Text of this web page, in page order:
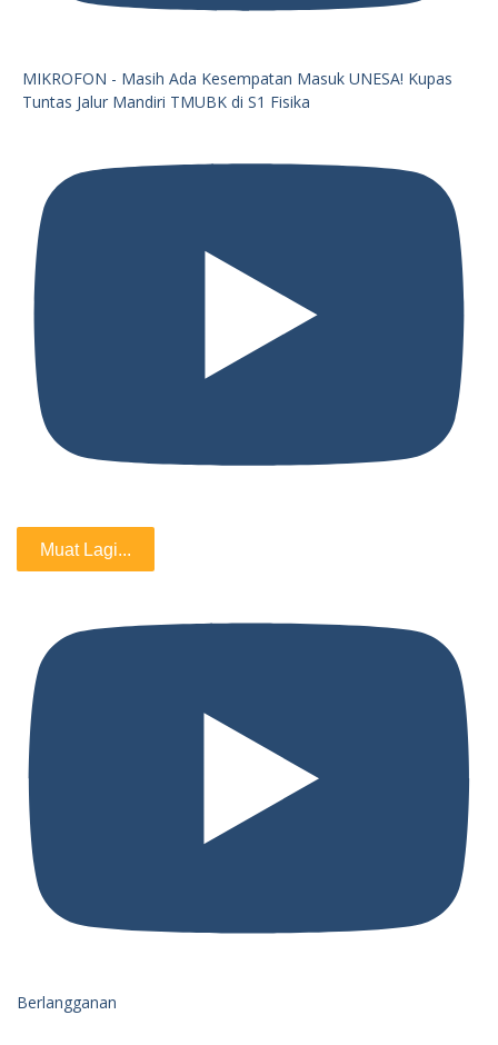
MIKROFON - Masih Ada Kesempatan Masuk UNESA! Kupas
Tuntas Jalur Mandiri TMUBK di S1 Fisika
Muat Lagi...
Berlangganan